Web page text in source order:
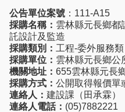
公告單位案號 ：111-A15
採購名稱： 雲林縣元長鄉都
託設計及監造
採購類別： 工程-委外服務類
採購單位： 雲林縣元長鄉公
機關地址： 655雲林縣元長
採購方式： 公開取得報價單
連絡人： 建設課（田承霖）
連絡人電話： (05)7882221